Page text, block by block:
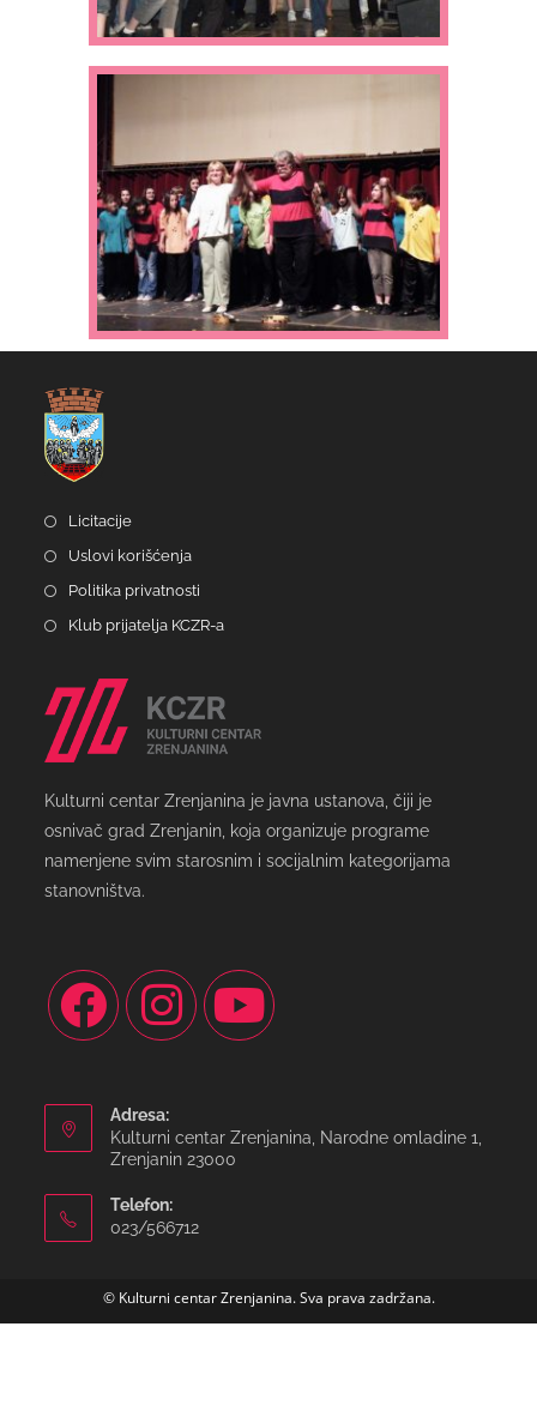
Licitacije
Uslovi korišćenja
Politika privatnosti
Klub prijatelja KCZR-a
Kulturni centar Zrenjanina je javna ustanova, čiji je
osnivač grad Zrenjanin, koja organizuje programe
namenjene svim starosnim i socijalnim kategorijama
stanovništva.
Adresa:
Kulturni centar Zrenjanina, Narodne omladine 1,
Zrenjanin 23000
Telefon:
023/566712
© Kulturni centar Zrenjanina. Sva prava zadržana.